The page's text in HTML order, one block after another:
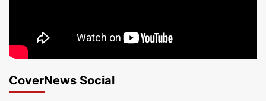
CoverNews Social